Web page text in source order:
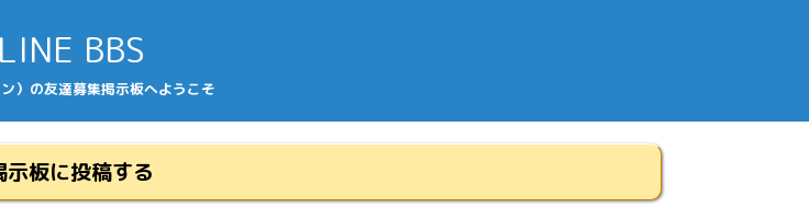
LINE BBS
）の友達募集掲示板へようこそ
示板に投稿する